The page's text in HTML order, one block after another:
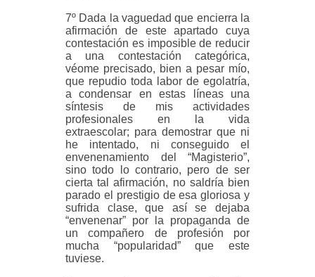
7º Dada la vaguedad que encierra la
afirmación de este apartado cuya
contestación es imposible de reducir
a una contestación categórica,
véome precisado, bien a pesar mío,
que repudio toda labor de egolatría,
a condensar en estas líneas una
síntesis de mis actividades
profesionales en la vida
extraescolar; para demostrar que ni
he intentado, ni conseguido el
envenenamiento del “Magisterio”,
sino todo lo contrario, pero de ser
cierta tal afirmación, no saldría bien
parado el prestigio de esa gloriosa y
sufrida clase, que así se dejaba
“envenenar” por la propaganda de
un compañero de profesión por
mucha “popularidad” que este
tuviese.